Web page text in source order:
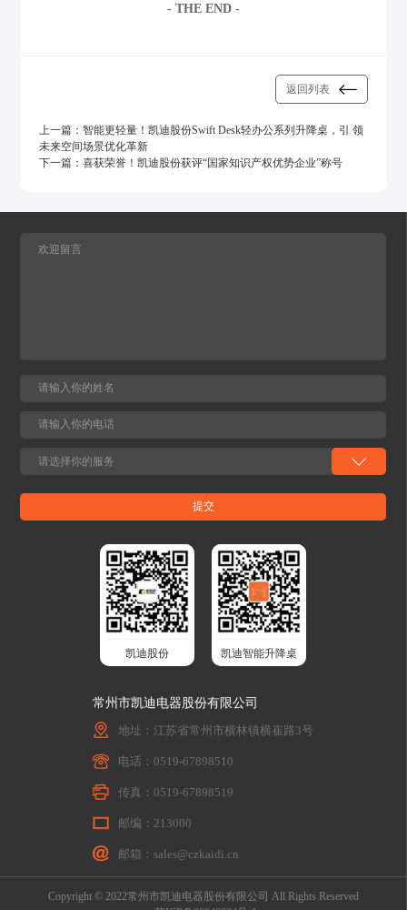
- THE END -
返回列表
上一篇： 智能更轻量！凯迪股份Swift Desk轻办公系列升降桌，引 领
未来空间场景优化革新
下一篇： 喜获荣誉！凯迪股份获评“国家知识产权优势企业”称号
凯迪股份 凯迪智能升降桌
常州市凯迪电器股份有限公司
地址：江苏省常州市横林镇横崔路3号
电话：0519-67898510
传真：0519-67898519
邮编：213000
邮箱：sales@czkaidi.cn
Copyright © 2022常州市凯迪电器股份有限公司 All Rights Reserved